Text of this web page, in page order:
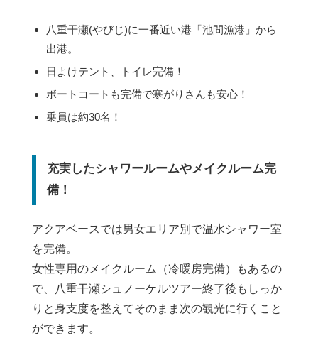
八重干瀬(やびじ)に一番近い港「池間漁港」から
出港。
日よけテント、トイレ完備！
ボートコートも完備で寒がりさんも安心！
乗員は約30名！
充実したシャワールームやメイクルーム完
備！
アクアベースでは男女エリア別で温水シャワー室
を完備。
女性専用のメイクルーム（冷暖房完備）もあるの
で、八重干瀬シュノーケルツアー終了後もしっか
りと身支度を整えてそのまま次の観光に行くこと
ができます。